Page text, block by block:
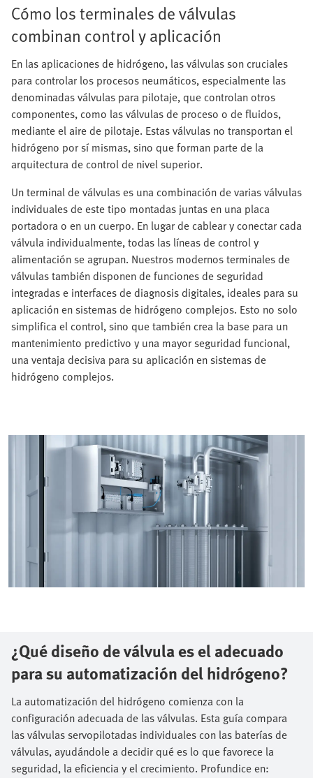
Cómo los terminales de válvulas
combinan control y aplicación
En las aplicaciones de hidrógeno, las válvulas son cruciales
para controlar los procesos neumáticos, especialmente las
denominadas válvulas para pilotaje, que controlan otros
componentes, como las válvulas de proceso o de fluidos,
mediante el aire de pilotaje. Estas válvulas no transportan el
hidrógeno por sí mismas, sino que forman parte de la
arquitectura de control de nivel superior.
Un terminal de válvulas es una combinación de varias válvulas
individuales de este tipo montadas juntas en una placa
portadora o en un cuerpo. En lugar de cablear y conectar cada
válvula individualmente, todas las líneas de control y
alimentación se agrupan. Nuestros modernos terminales de
válvulas también disponen de funciones de seguridad
integradas e interfaces de diagnosis digitales, ideales para su
aplicación en sistemas de hidrógeno complejos. Esto no solo
simplifica el control, sino que también crea la base para un
mantenimiento predictivo y una mayor seguridad funcional,
una ventaja decisiva para su aplicación en sistemas de
hidrógeno complejos.
¿Qué diseño de válvula es el adecuado
para su automatización del hidrógeno?
La automatización del hidrógeno comienza con la
configuración adecuada de las válvulas. Esta guía compara
las válvulas servopilotadas individuales con las baterías de
válvulas, ayudándole a decidir qué es lo que favorece la
seguridad, la eficiencia y el crecimiento. Profundice en:​